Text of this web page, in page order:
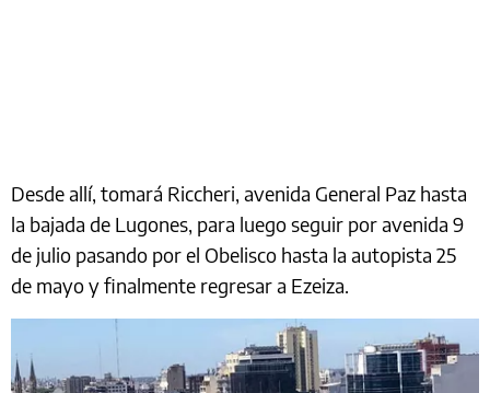
Desde allí, tomará Riccheri, avenida General Paz hasta
la bajada de Lugones, para luego seguir por avenida 9
de julio pasando por el Obelisco hasta la autopista 25
de mayo y finalmente regresar a Ezeiza.